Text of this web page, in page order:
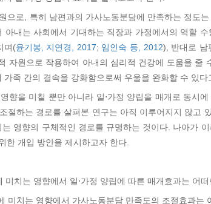
으로, 특히 남편과의 가사노동분담에 만족하는 정도
아내는 사회에서 기대하는 직장과 가정에서의 역할
며(윤기봉, 지연경, 2017; 임인숙 등, 2012), 반대로 남
자원으로 작용하여 아내의 심리적 건강에 도움을 줄
족 간의 결속을 강화함으로써 우울을 완화할 수 있다
향을 미칠 뿐만 아니라 일⋅가정 양립을 매개로 동시
절하는 경로를 살펴본 연구는 아직 이루어지지 않고
영향의 구체적인 경로를 규명하는 것이다. 나아가
한 개입 방안을 제시하고자 한다.
치는 영향에서 일⋅가정 양립에 따른 매개효과는 어
미치는 영향에서 가사노동분담 만족도의 조절효과는